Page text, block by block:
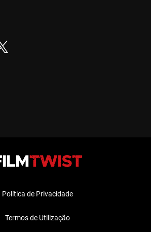
Política de Privacidade
Termos de Utilização